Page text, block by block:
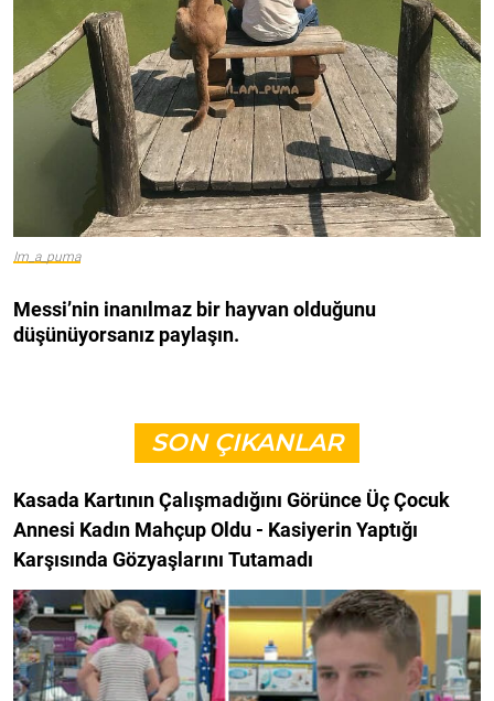
Im_a_puma
Messi’nin inanılmaz bir hayvan olduğunu
düşünüyorsanız paylaşın.
SON ÇIKANLAR
Kasada Kartının Çalışmadığını Görünce Üç Çocuk
Annesi Kadın Mahçup Oldu - Kasiyerin Yaptığı
Karşısında Gözyaşlarını Tutamadı